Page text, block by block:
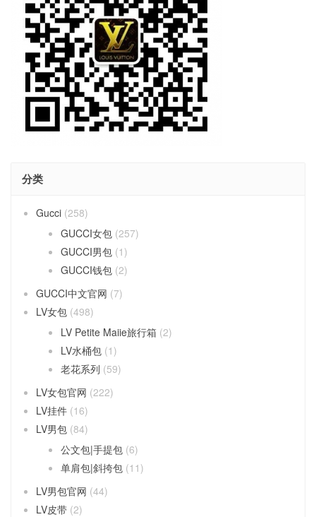
分类
Gucci (258)
GUCCI女包 (257)
GUCCI男包 (1)
GUCCI钱包 (2)
GUCCI中文官网 (7)
LV女包 (498)
LV Petite Maiie旅行箱 (2)
LV水桶包 (1)
老花系列 (59)
LV女包官网 (222)
LV挂件 (16)
LV男包 (84)
公文包|手提包 (6)
单肩包|斜挎包 (11)
LV男包官网 (44)
LV皮带 (2)